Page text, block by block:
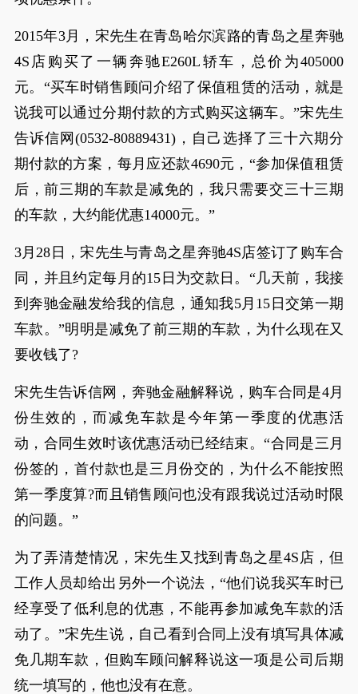
2015年3月，宋先生在青岛哈尔滨路的青岛之星奔驰
4S店购买了一辆奔驰E260L轿车，总价为405000
元。“买车时销售顾问介绍了保值租赁的活动，就是
说我可以通过分期付款的方式购买这辆车。”宋先生
告诉信网(0532-80889431)，自己选择了三十六期分
期付款的方案，每月应还款4690元，“参加保值租赁
后，前三期的车款是减免的，我只需要交三十三期
的车款，大约能优惠14000元。”
3月28日，宋先生与青岛之星奔驰4S店签订了购车合
同，并且约定每月的15日为交款日。“几天前，我接
到奔驰金融发给我的信息，通知我5月15日交第一期
车款。”明明是减免了前三期的车款，为什么现在又
要收钱了?
宋先生告诉信网，奔驰金融解释说，购车合同是4月
份生效的，而减免车款是今年第一季度的优惠活
动，合同生效时该优惠活动已经结束。“合同是三月
份签的，首付款也是三月份交的，为什么不能按照
第一季度算?而且销售顾问也没有跟我说过活动时限
的问题。”
为了弄清楚情况，宋先生又找到青岛之星4S店，但
工作人员却给出另外一个说法，“他们说我买车时已
经享受了低利息的优惠，不能再参加减免车款的活
动了。”宋先生说，自己看到合同上没有填写具体减
免几期车款，但购车顾问解释说这一项是公司后期
统一填写的，他也没有在意。